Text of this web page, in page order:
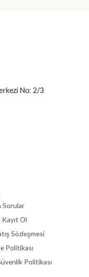
No: 2/3
Sorular
Ol
Sözleşmesi
Politikası
Politikası